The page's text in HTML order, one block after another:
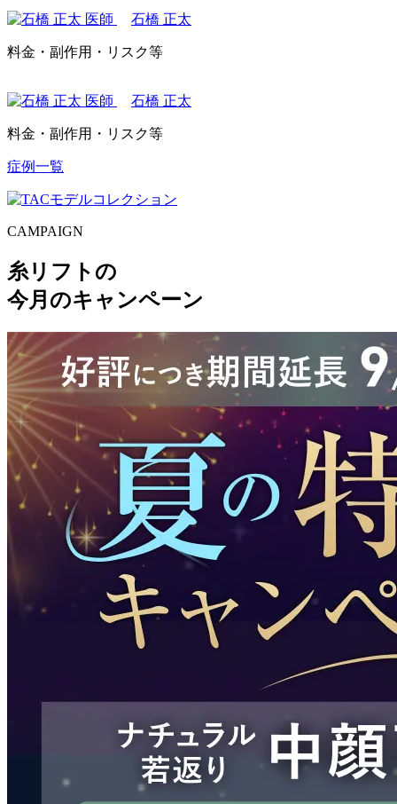
石橋 正太
料金・副作用・リスク等
石橋 正太
料金・副作用・リスク等
症例一覧
CAMPAIGN
糸リフトの
今月のキャンペーン